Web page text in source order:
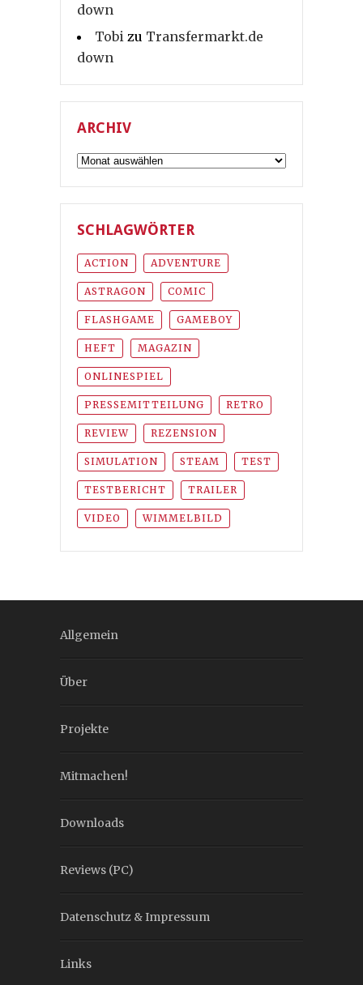
down
Tobi zu Transfermarkt.de
down
ARCHIV
Archiv
SCHLAGWÖRTER
ACTION ADVENTURE
ASTRAGON COMIC
FLASHGAME GAMEBOY
HEFT MAGAZIN
ONLINESPIEL
PRESSEMITTEILUNG RETRO
REVIEW REZENSION
SIMULATION STEAM TEST
TESTBERICHT TRAILER
VIDEO WIMMELBILD
Allgemein
Über
Projekte
Mitmachen!
Downloads
Reviews (PC)
Datenschutz & Impressum
Links